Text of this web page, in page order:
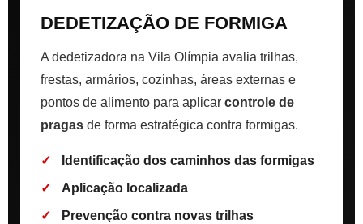
DEDETIZAÇÃO DE FORMIGA
A dedetizadora na Vila Olímpia avalia trilhas,
frestas, armários, cozinhas, áreas externas e
pontos de alimento para aplicar controle de
pragas de forma estratégica contra formigas.
Identificação dos caminhos das formigas
Aplicação localizada
Prevenção contra novas trilhas